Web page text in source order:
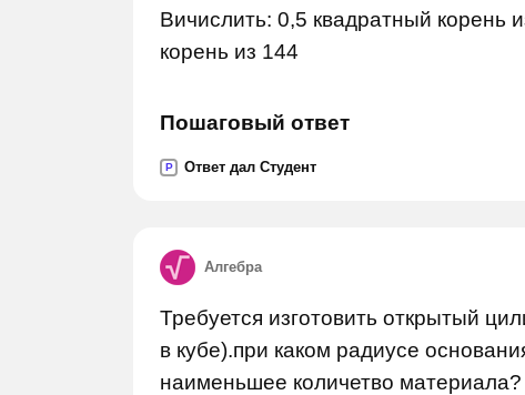
Вичислить: 0,5 квадратный корень
корень из 144
Пошаговый ответ
P Ответ дал Студент
Алгебра
Требуется изготовить открытый
в кубе).при каком радиусе
наименьшее количетво материала?